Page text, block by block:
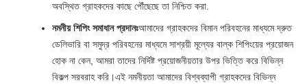
অবস্থিত গ্রাহকদের কাছে পৌঁছেছে তা নিশ্চিত করা.
নমনীয় শিপিং সমাধান প্রদানঃআমাদের গ্রাহকদের বিমান পরিবহনের মাধ্যমে দ্রুত
ডেলিভারি বা সমুদ্র পরিবহনের মাধ্যমে সাশ্রয়ী মূল্যের বাল্ক শিপিংয়ের প্রয়োজন
হোক না কেন, আমরা তাদের নির্দিষ্ট প্রয়োজনীয়তার উপর ভিত্তি করে বিভিন্ন
বিকল্প সরবরাহ করি।এই নমনীয়তা আমাদের বিশ্বব্যাপী গ্রাহকদের বিভিন্ন